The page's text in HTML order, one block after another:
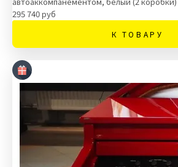
295 740 руб
К ТОВАРУ